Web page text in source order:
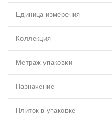
Единица измерения
Коллекция
Метраж упаковки
Назначение
Плиток в упаковке